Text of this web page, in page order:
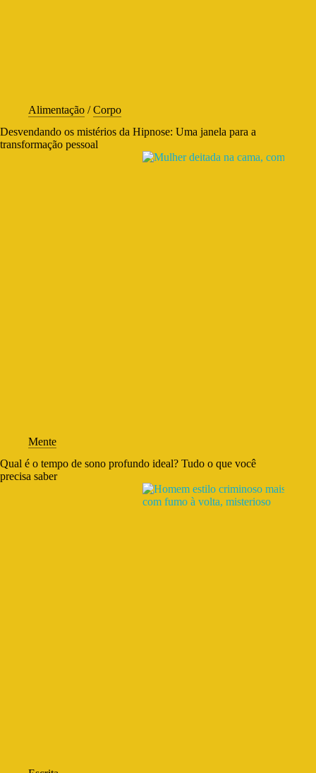
Alimentação /Corpo
Desvendando os mistérios da Hipnose: Uma janela para a
transformação pessoal
Mente
Qual é o tempo de sono profundo ideal? Tudo o que você
precisa saber